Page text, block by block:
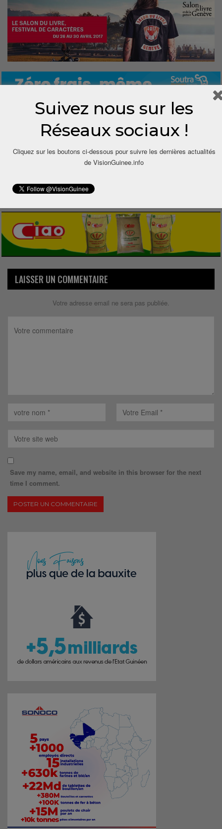
0
LAISSER UN COMMENTAIRE
Votre adresse email ne sera pas publiée.
Save my name, email, and website in this browser for the next
time I comment.
Suivez nous sur les
Réseaux sociaux !
Cliquez sur les boutons ci-dessous pour suivre les dernières actualités
de VisionGuinee.info